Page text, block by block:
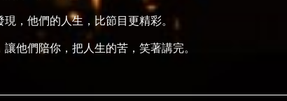
現，他們的人生，比節目更精彩。
讓他們陪你，把人生的苦，笑著講完。